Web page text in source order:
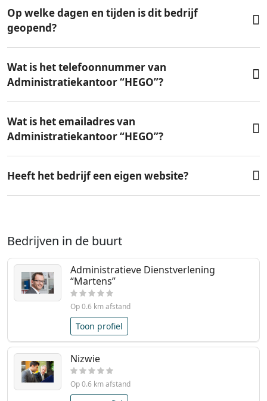
Op welke dagen en tijden is dit bedrijf
geopend?
Wat is het telefoonnummer van
Administratiekantoor “HEGO”?
Wat is het emailadres van
Administratiekantoor “HEGO”?
Heeft het bedrijf een eigen website?
Bedrijven in de buurt
Administratieve Dienstverlening
“Martens”
Op 0.6 km afstand
Toon profiel
Nizwie
Op 0.6 km afstand